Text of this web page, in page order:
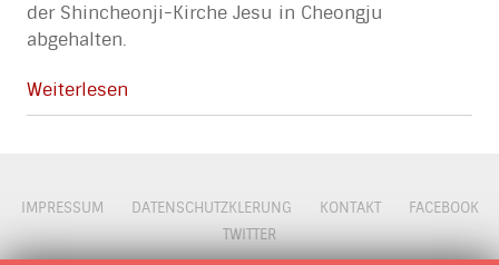
der Shincheonji-Kirche Jesu in Cheongju
abgehalten.
Weiterlesen
IMPRESSUM DATENSCHUTZKLERUNG KONTAKT
FACEBOOK
TWITTER